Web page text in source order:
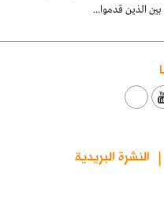
الذين قدموا...
النشرة البريدية